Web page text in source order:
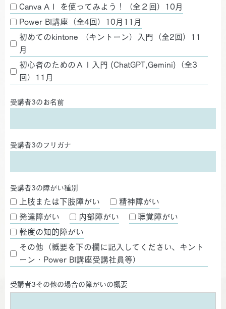
Canva AＩ を使ってみよう！（全２回）10月
Power BI講座（全4回）10月11月
初めてのkintone （キントーン）入門（全2回）11
月
初心者のためのＡＩ入門 (ChatGPT,Gemini)（全3
回）11月
受講者3のお名前
受講者3のフリガナ
受講者3の障がい種別
上肢または下肢障がい
精神障がい
発達障がい
内部障がい
聴覚障がい
軽度の知的障がい
その他（概要を下の欄に記入してください、キント
ーン・Power BI講座受講社員等）
受講者3その他の場合の障がいの概要